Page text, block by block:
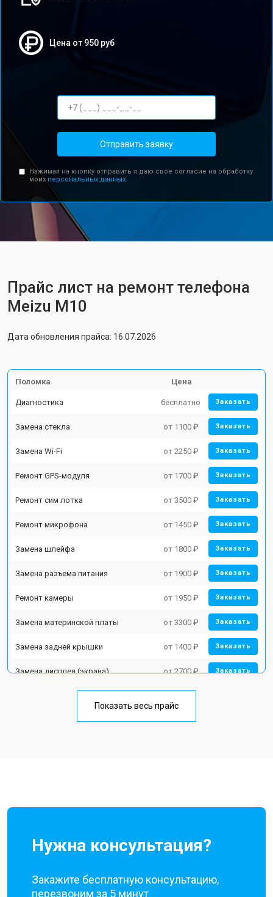
Цена от 950 руб
Отправить заявку
Нажимая на кнопку отправить я даю свое согласие на обработку
моих персональных данных.
Прайс лист на ремонт телефона
Meizu M10
Дата обновления прайса: 16.07.2026
Поломка Цена
Диагностика бесплатно Заказать
Замена стекла от 1100 ₽ Заказать
Замена Wi-Fi от 2250 ₽ Заказать
Ремонт GPS-модуля от 1700 ₽ Заказать
Ремонт сим лотка от 3500 ₽ Заказать
Ремонт микрофона от 1450 ₽ Заказать
Замена шлейфа от 1800 ₽ Заказать
Замена разъема питания от 1900 ₽ Заказать
Ремонт камеры от 1950 ₽ Заказать
Замена материнской платы от 3300 ₽ Заказать
Замена задней крышки от 1400 ₽ Заказать
Замена дисплея (экрана) от 2700 ₽ Заказать
Замена кнопки включения от 1750 ₽
Показать весь прайс
Нужна консультация?
Закажите бесплатную консультацию,
перезвоним за 5 минут